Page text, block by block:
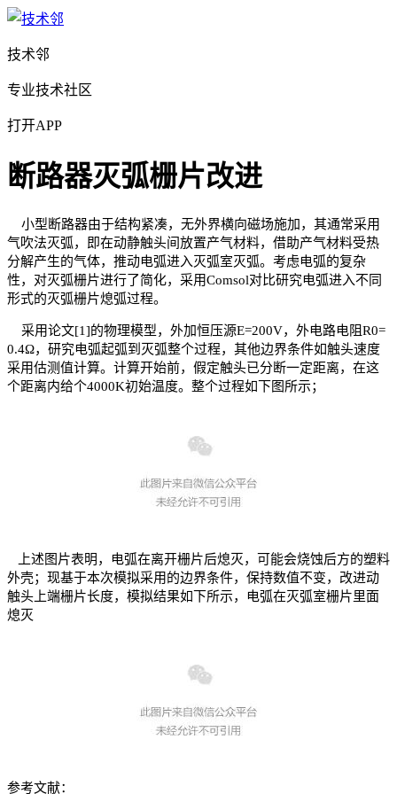
技术邻
专业技术社区
打开APP
断路器灭弧栅片改进
小型断路器由于结构紧凑，无外界横向磁场施加，其通常采用
气吹法灭弧，即在动静触头间放置产气材料，借助产气材料受热
分解产生的气体，推动电弧进入灭弧室灭弧。考虑电弧的复杂
性，对灭弧栅片进行了简化，采用Comsol对比研究电弧进入不同
形式的灭弧栅片熄弧过程。
采用论文[1]的物理模型，外加恒压源E=200V，外电路电阻R0=
0.4Ω，研究电弧起弧到灭弧整个过程，其他边界条件如触头速度
采用估测值计算。计算开始前，假定触头已分断一定距离，在这
个距离内给个4000K初始温度。整个过程如下图所示；
上述图片表明，电弧在离开栅片后熄灭，可能会烧蚀后方的塑料
外壳；现基于本次模拟采用的边界条件，保持数值不变，改进动
触头上端栅片长度，模拟结果如下所示，电弧在灭弧室栅片里面
熄灭
参考文献：